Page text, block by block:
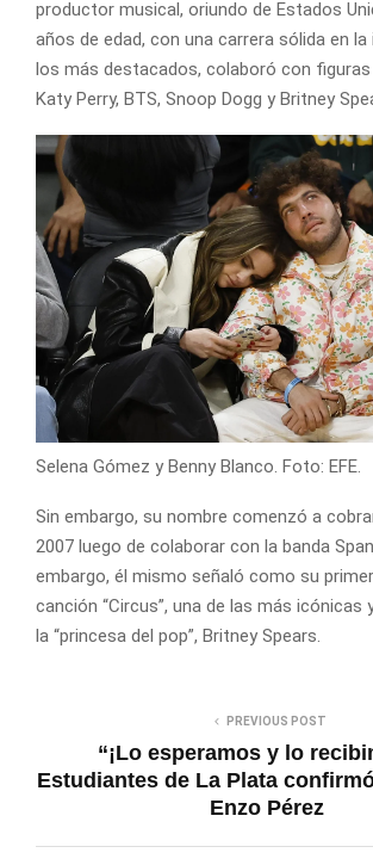
productor musical, oriundo de Estados
años de edad, con una carrera sólida en la
los más destacados, colaboró con figuras
Katy Perry, BTS, Snoop Dogg y Britney
Selena Gómez y Benny Blanco. Foto: EFE.
Sin embargo, su nombre comenzó a
2007 luego de colaborar con la banda
embargo, él mismo señaló como su
canción “Circus”, una de las más icónicas
la “princesa del pop”, Britney Spears.
PREVIOUS POST
“¡Lo esperamos y lo
Estudiantes de La Plata
Enzo Pérez